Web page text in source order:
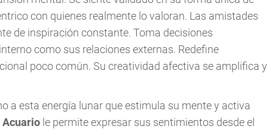
con quienes realmente lo valoran. Las amistades
de inspiración constante. Toma decisiones
como sus relaciones externas. Redefine
poco común. Su creatividad afectiva se amplifica y
a esta energía lunar que estimula su mente y activa
Acuario le permite expresar sus sentimientos desde el